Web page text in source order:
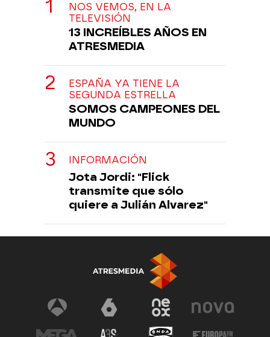
NOS VEMOS, EN LA
TELEVISIÓN
13 INCREÍBLES AÑOS EN
ATRESMEDIA
ESPAÑA YA TIENE LA
SEGUNDA ESTRELLA
SOMOS CAMPEONES DEL
MUNDO
INFORMACIÓN
Jota Jordi: "Flick
transmite que sólo
quiere a Julián Alvarez"